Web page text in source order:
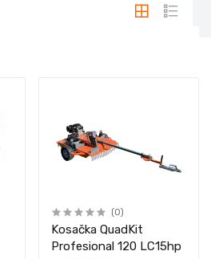
(0)
Kosačka QuadKit
Profesional 120 LC15hp